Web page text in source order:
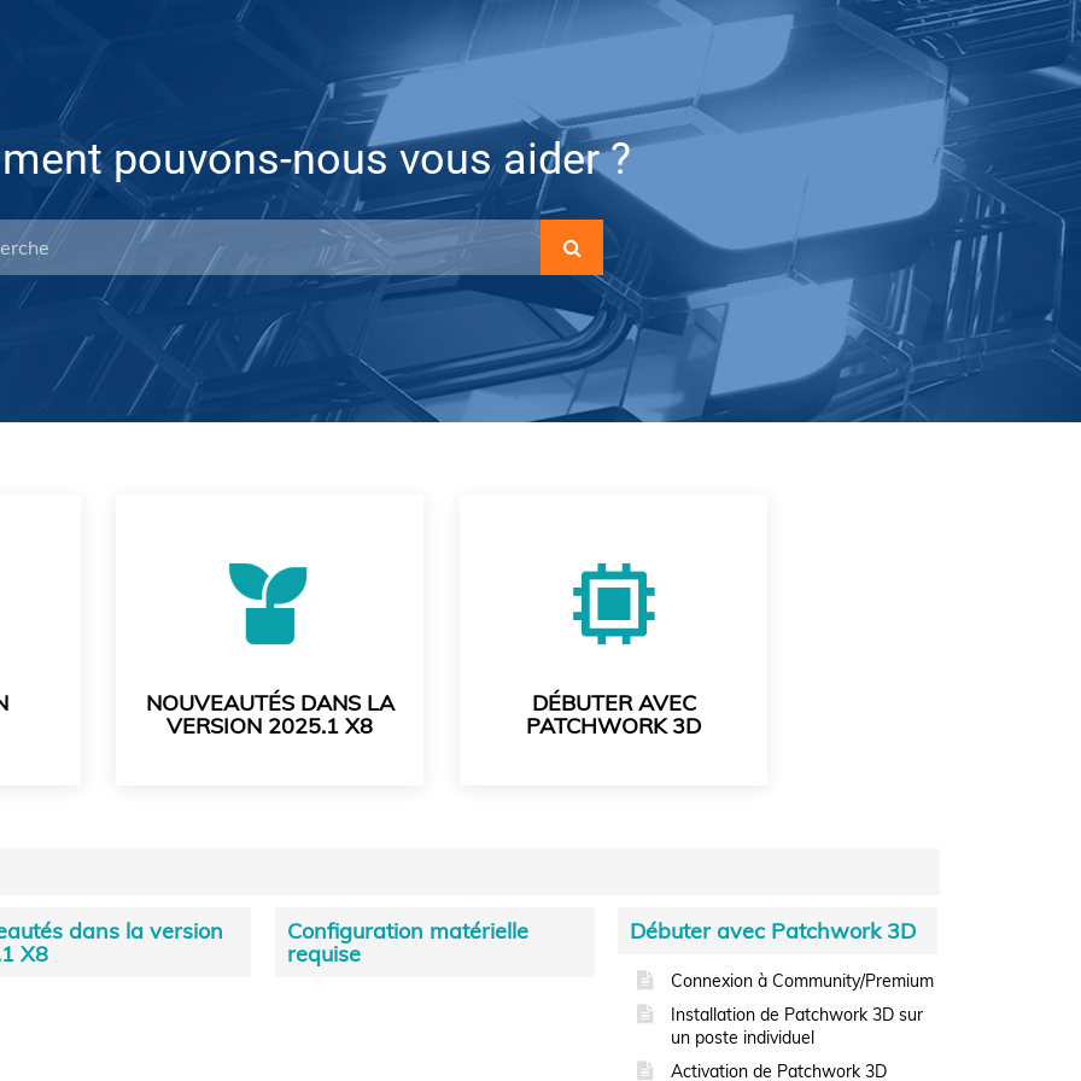
pouvons-nous vous aider ?
NOUVEAUTÉS DANS LA
VERSION 2025.1 X8
DÉBUTER AVEC
PATCHWORK 3D
dans la version
X8
Configuration matérielle
requise
Débuter avec Patchwork 3D
Connexion à Community/Premium
Installation de Patchwork 3D sur
un poste individuel
Activation de Patchwork 3D